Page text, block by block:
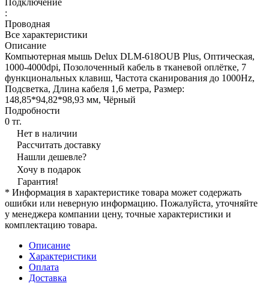
:
Проводная
Все характеристики
Описание
Компьютерная мышь Delux DLM-618OUB Plus, Оптическая,
1000-4000dpi, Позолоченный кабель в тканевой оплётке, 7
функциональных клавиш, Частота сканирования до 1000Hz,
Подсветка, Длина кабеля 1,6 метра, Размер:
148,85*94,82*98,93 мм, Чёрный
Подробности
0 тг.
Нет в наличии
Рассчитать доставку
Нашли дешевле?
Хочу в подарок
Гарантия!
* Информация в характеристике товара может содержать
ошибки или неверную информацию. Пожалуйста, уточняйте
у менеджера компании цену, точные характеристики и
комплектацию товара.
Описание
Характеристики
Оплата
Доставка